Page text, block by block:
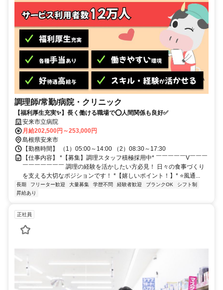
調理師/常勤/病院・クリニック
【福利厚生充実✨】長く働ける職場で⭕️人間関係も良好✅️
安来市立病院
月給202,500円～253,000円
島根県安来市
【勤務時間】 （1）05:00～14:00 （2）08:30～17:30
【仕事内容】 *【募集】調理スタッフ積極採用中* ￣￣￣￣￣V￣￣￣
￣￣￣￣￣￣￣ 調理の経験を活かしたい方必見！ 日々の食事づくり
を支える大切なポジションです！ *【嬉しいポイント！】* ⭐️風通...
長期 フリーター歓迎 大量募集 学歴不問 経験者歓迎 ブランクOK
シフト制
昇給あり
正社員